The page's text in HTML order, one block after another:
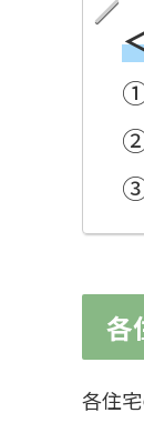
各
各住